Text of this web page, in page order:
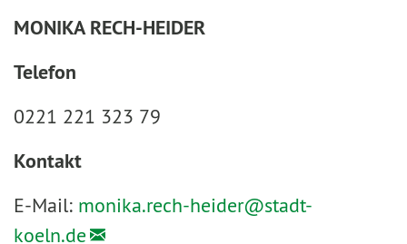
MONIKA RECH-HEIDER
Telefon
0221 221 323 79
Kontakt
E-Mail: monika.rech-heider@stadt-
koeln.de